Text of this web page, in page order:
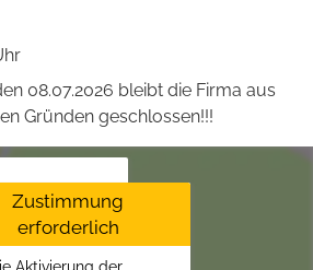
08.07.2026 bleibt die Firma aus
Gründen geschlossen!!!
Neuruppin
Zustimmung
erforderlich